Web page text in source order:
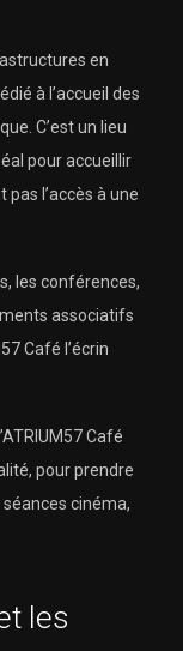
en
à l’accueil des
C’est un lieu
pour accueillir
l’accès à une
les conférences,
associatifs
Café l’écrin
Café
pour prendre
cinéma,
les